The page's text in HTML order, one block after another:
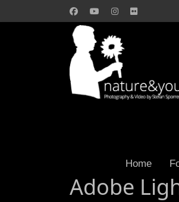
Home
Adobe